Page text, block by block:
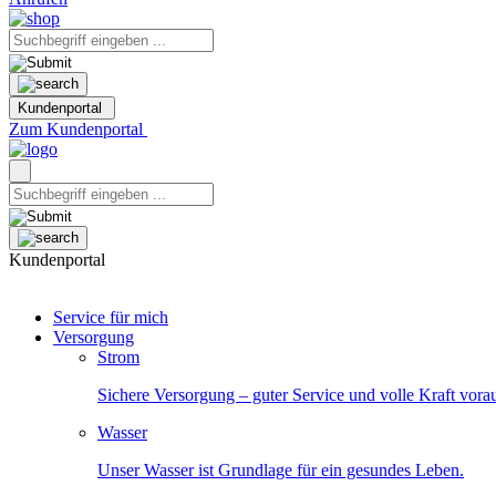
Kundenportal
Zum Kundenportal
Kundenportal
Service für mich
Versorgung
Strom
Sichere Versorgung – guter Service und volle Kraft
Wasser
Unser Wasser ist Grundlage für ein gesundes Leben.